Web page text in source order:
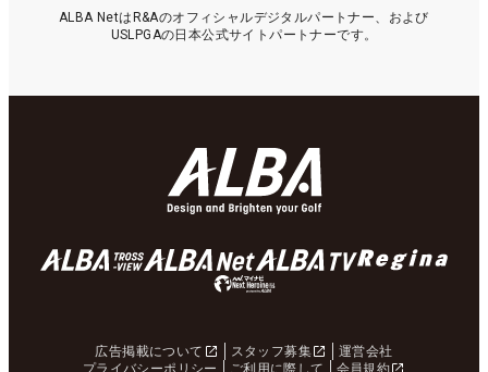
ALBA NetはR&Aのオフィシャルデジタルパートナー、および
USLPGAの日本公式サイトパートナーです。
広告掲載について スタッフ募集
運営会社
プライバシーポリシー
ご利用に際して 会員規約